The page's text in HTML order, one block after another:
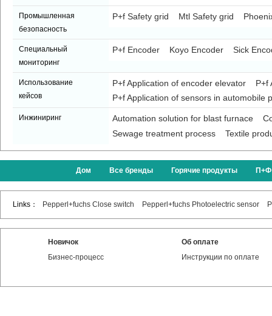
Промышленная
безопасность
P+f Safety grid Mtl Safety grid
Специальный
мониторинг
P+f Encoder Koyo Encoder Sick
Использование
кейсов
P+f Application of encoder elevator
P+f
P+f Application of sensors in automobile
Инжиниринг Automation solution for blast furnace
Sewage treatment process
Textile
Дом Все бренды Горячие продукты П+Ф
Links： Pepperl+fuchs Close switch Pepperl+fuchs Photoelectric sensor
Новичок
Бизнес-процесс
Об оплате
Инструкции по оплате